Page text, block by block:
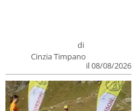
di
Cinzia Timpano
il 08/08/2026